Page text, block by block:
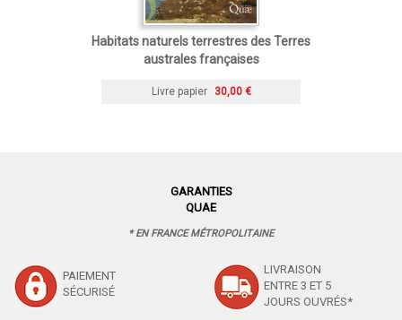
Habitats naturels terrestres des Terres
australes françaises
Livre papier 30,00 €
GARANTIES
QUAE
* EN FRANCE MÉTROPOLITAINE
PAIEMENT
SÉCURISÉ
LIVRAISON
ENTRE 3 ET 5
JOURS OUVRÉS*